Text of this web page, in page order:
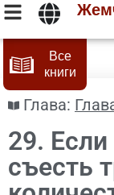
Все
книги
Глава:
29.
съесть